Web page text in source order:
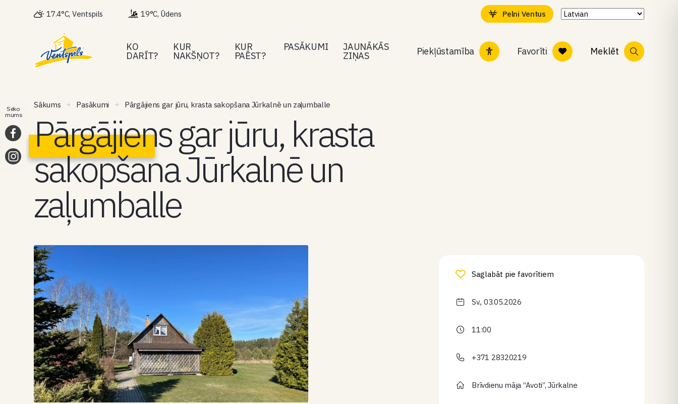
17.4°C, Ventspils 19°C, Ūdens Pelni Ventus
KO
DARĪT?
KUR
NAKŠŅOT?
KUR
PAĒST?
PASĀKUMI JAUNĀKĀS
ZIŅAS Piekļūstamība Favorīti Meklēt
Sākums Pasākumi Pārgājiens gar jūru, krasta sakopšana Jūrkalnē un zaļumballe
Pārgājiens gar jūru, krasta
sakopšana Jūrkalnē un
zaļumballe
Saglabāt pie favorītiem
Sv., 03.05.2026
11:00
+371 28320219
Brīvdienu māja “Avoti”, Jūrkalne
Seko
mums